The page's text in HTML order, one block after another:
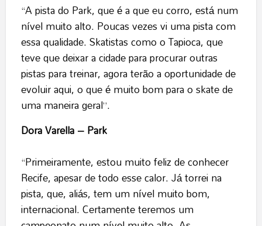
“A pista do Park, que é a que eu corro, está num
nível muito alto. Poucas vezes vi uma pista com
essa qualidade. Skatistas como o Tapioca, que
teve que deixar a cidade para procurar outras
pistas para treinar, agora terão a oportunidade de
evoluir aqui, o que é muito bom para o skate de
uma maneira geral”.
Dora Varella – Park
“Primeiramente, estou muito feliz de conhecer
Recife, apesar de todo esse calor. Já torrei na
pista, que, aliás, tem um nível muito bom,
internacional. Certamente teremos um